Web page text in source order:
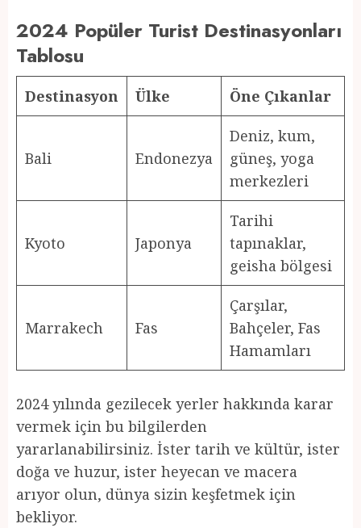
2024 Popüler Turist Destinasyonları
Tablosu
Destinasyon Ülke Öne Çıkanlar
Bali Endonezya
Deniz, kum,
güneş, yoga
merkezleri
Kyoto Japonya
Tarihi
tapınaklar,
geisha bölgesi
Marrakech Fas
Çarşılar,
Bahçeler, Fas
Hamamları
2024 yılında gezilecek yerler hakkında karar
vermek için bu bilgilerden
yararlanabilirsiniz. İster tarih ve kültür, ister
doğa ve huzur, ister heyecan ve macera
arıyor olun, dünya sizin keşfetmek için
bekliyor.